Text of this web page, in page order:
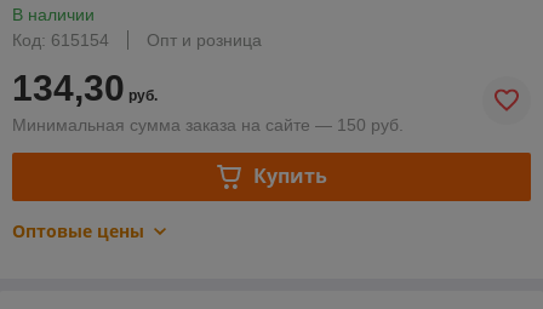
В наличии
Код: 615154
Опт и розница
134,30 руб.
Минимальная сумма заказа на сайте — 150 руб.
Купить
Оптовые цены